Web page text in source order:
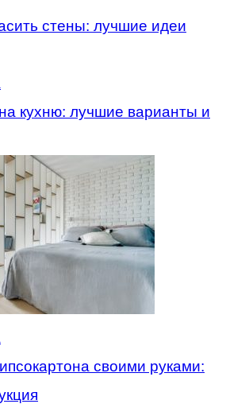
стены: лучшие идеи
кухню: лучшие варианты и
своими руками: